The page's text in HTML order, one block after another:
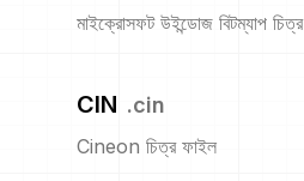
মাইক্রোসফট উইন্ডোজ বিটম্যাপ চিত্র
CIN .cin
Cineon চিত্র ফাইল